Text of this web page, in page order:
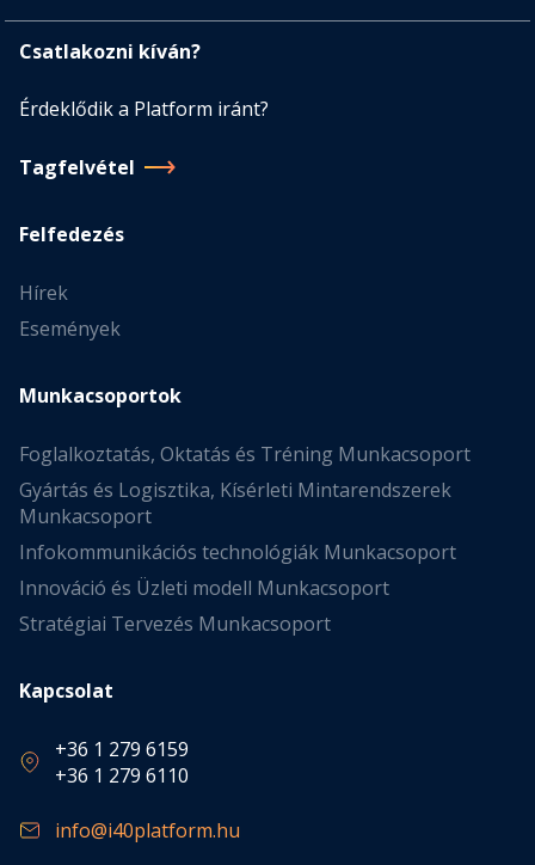
Csatlakozni kíván?
Érdeklődik a Platform iránt?
Tagfelvétel
Felfedezés
Hírek
Események
Munkacsoportok
Foglalkoztatás, Oktatás és Tréning Munkacsoport
Gyártás és Logisztika, Kísérleti Mintarendszerek
Munkacsoport
Infokommunikációs technológiák Munkacsoport
Innováció és Üzleti modell Munkacsoport
Stratégiai Tervezés Munkacsoport
Kapcsolat
+36 1 279 6159
+36 1 279 6110
info@i40platform.hu